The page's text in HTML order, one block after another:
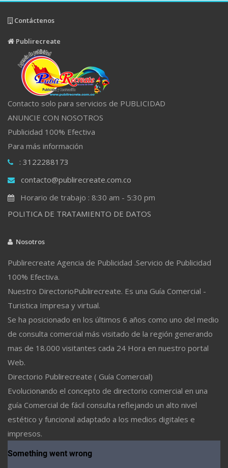
Contáctenos
Publirecreate
Contacto solo para servicios de PUBLICIDAD
ANUNCIE CON NOSOTROS
Publicidad 100% Efectiva
Para más información
: 3122288173
contacto@publirecreate.com.co
Horario de trabajo : 8:30 am - 5:30 pm
POLITICA DE TRATAMIENTO DE DATOS
Nosotros
Publirecreate Agencia de Publicidad .Servicio de Publicidad
100% Efectiva.
Nuestro DirectorioPublirecreate. Es una Guía Comercial -
Turistica Impresa y virtual.
Se ha posicionado en los últimos 6 años como uno del medio
de consulta comercial más visitado de la región generando
mas de 18.000 visitantes cada 24 Hora en nuestro portal
Web.
Directorio Publirecreate ( Guía Comercial)
Evolucionando el concepto de directorio comercial en una
guía Comercial de fácil consulta reflejando un alto nivel
estético y funcional adaptado a los medios digitales e
impresos.